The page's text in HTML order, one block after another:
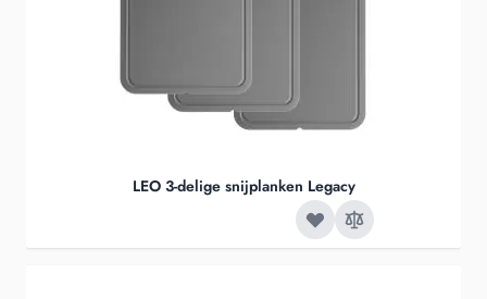
LEO 3-delige snijplanken Legacy